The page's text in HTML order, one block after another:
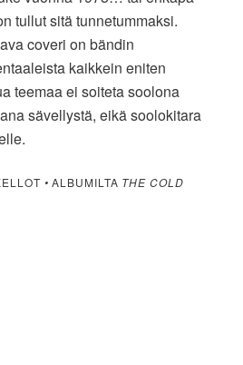
tullut sitä tunnetummaksi.
coveri on bändin
kaikkein eniten
teemaa ei soiteta soolona
sävellystä, eikä soolokitara
• ALBUMILTA THE COLD